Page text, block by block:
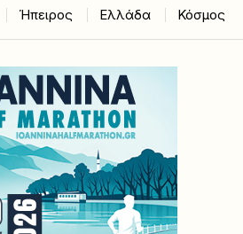
Ήπειρος Ελλάδα Κόσμος